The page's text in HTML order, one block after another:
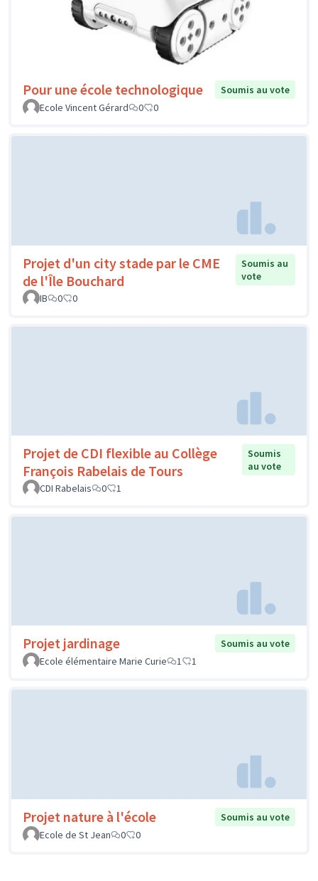
Pour une école technologique
Soumis au vote
Ecole Vincent Gérard
0 0
Projet d'un city stade par le CME
de l'Île Bouchard
Soumis au
vote
IB
0 0
Projet de CDI flexible au Collège
François Rabelais de Tours
Soumis
au vote
CDI Rabelais
0 1
Projet jardinage
Soumis au vote
Ecole élémentaire Marie Curie
1 1
Projet nature à l'école
Soumis au vote
Ecole de St Jean
0 0